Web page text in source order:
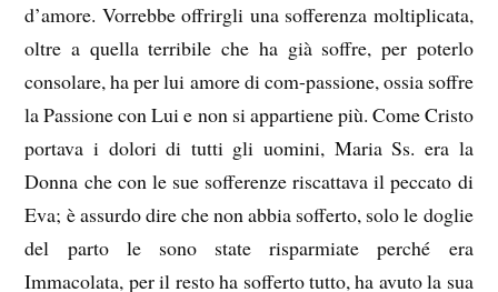
d’amore. Vorrebbe offrirgli una sofferenza moltiplicata,
oltre a quella terribile che ha già soffre, per poterlo
consolare, ha per lui amore di com-passione, ossia soffre
la Passione con Lui e non si appartiene più. Come Cristo
portava i dolori di tutti gli uomini, Maria Ss. era la
Donna che con le sue sofferenze riscattava il peccato di
Eva; è assurdo dire che non abbia sofferto, solo le doglie
del parto le sono state risparmiate perché era
Immacolata, per il resto ha sofferto tutto, ha avuto la sua